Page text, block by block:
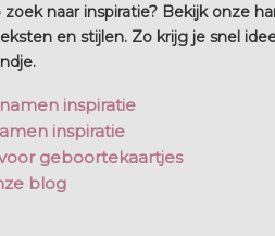
naar inspiratie? Bekijk onze
en stijlen. Zo krijg je snel
inspiratie
inspiratie
geboortekaartjes
blog